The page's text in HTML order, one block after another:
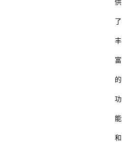
供
了
丰
富
的
功
能
和